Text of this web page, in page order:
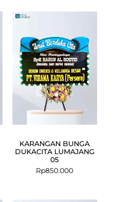
KARANGAN BUNGA
DUKACITA LUMAJANG
05
Rp850.000